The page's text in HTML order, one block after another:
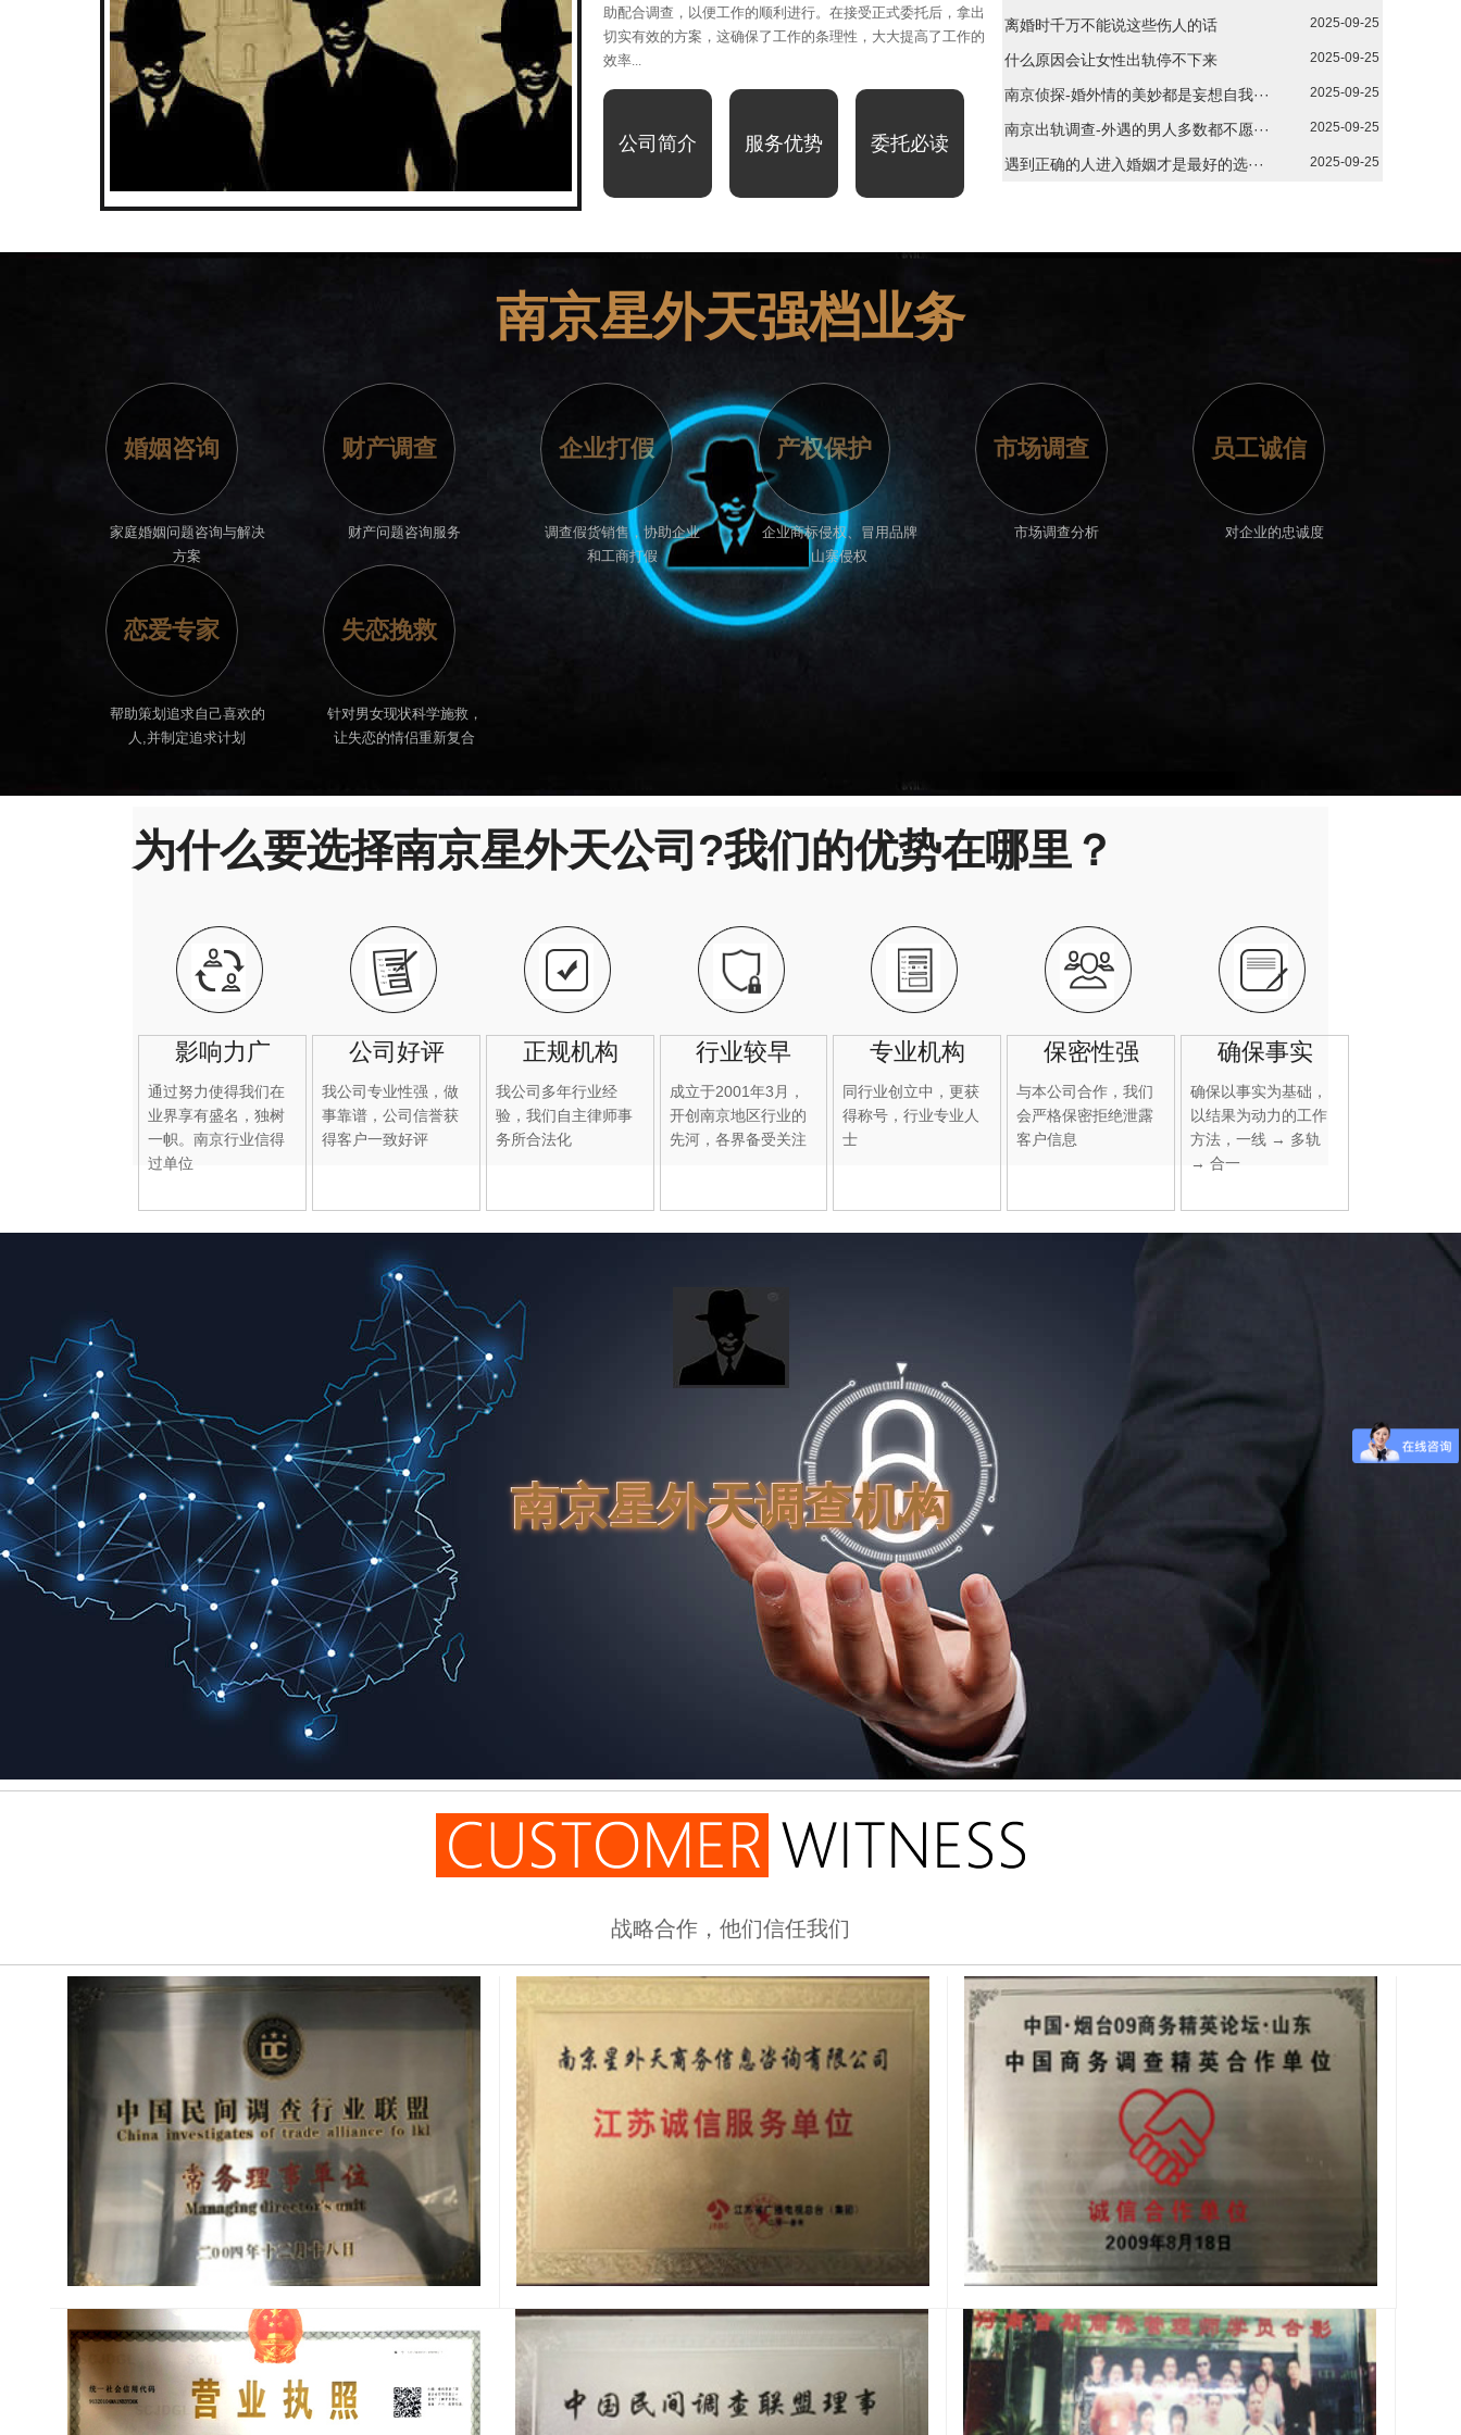
助配合调查，以便工作的顺利进行。在接受正式委托后，拿出
切实有效的方案，这确保了工作的条理性，大大提高了工作的
效率...
公司简介 服务优势 委托必读
离婚时千万不能说这些伤人的话 2025-09-25
什么原因会让女性出轨停不下来 2025-09-25
南京侦探-婚外情的美妙都是妄想自我··· 2025-09-25
南京出轨调查-外遇的男人多数都不愿··· 2025-09-25
遇到正确的人进入婚姻才是最好的选··· 2025-09-25
南京星外天强档业务
婚姻咨询
家庭婚姻问题咨询与解决
方案
财产调查
财产问题咨询服务
企业打假
调查假货销售，协助企业
和工商打假
产权保护
企业商标侵权、冒用品牌
山寨侵权
市场调查
市场调查分析
员工诚信
对企业的忠诚度
恋爱专家
帮助策划追求自己喜欢的
人,并制定追求计划
失恋挽救
针对男女现状科学施救，
让失恋的情侣重新复合
为什么要选择南京星外天公司?我们的优势在哪里？
影响力广
通过努力使得我们在
业界享有盛名，独树
一帜。南京行业信得
过单位
公司好评
我公司专业性强，做
事靠谱，公司信誉获
得客户一致好评
正规机构
我公司多年行业经
验，我们自主律师事
务所合法化
行业较早
成立于2001年3月，
开创南京地区行业的
先河，各界备受关注
专业机构
同行业创立中，更获
得称号，行业专业人
士
保密性强
与本公司合作，我们
会严格保密拒绝泄露
客户信息
确保事实
确保以事实为基础，
以结果为动力的工作
方法，一线 → 多轨
→ 合一
南京星外天调查机构
战略合作，他们信任我们